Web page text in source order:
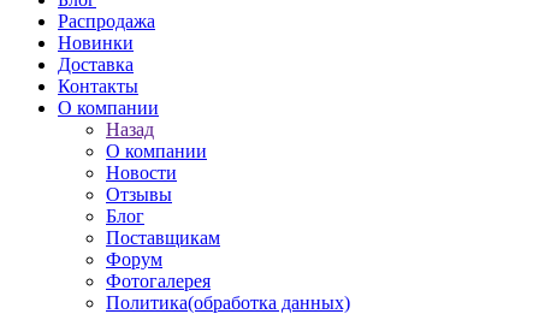
Распродажа
Новинки
Доставка
Контакты
О компании
Назад
О компании
Новости
Отзывы
Блог
Поставщикам
Форум
Фотогалерея
Политика(обработка данных)